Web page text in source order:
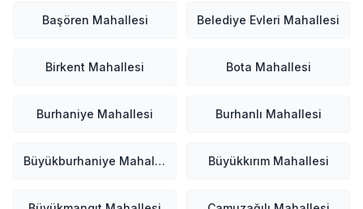
Başören Mahallesi Belediye Evleri Mahallesi
Birkent Mahallesi Bota Mahallesi
Burhaniye Mahallesi Burhanlı Mahallesi
Büyükburhaniye Mahallesi Büyükkırım Mahallesi